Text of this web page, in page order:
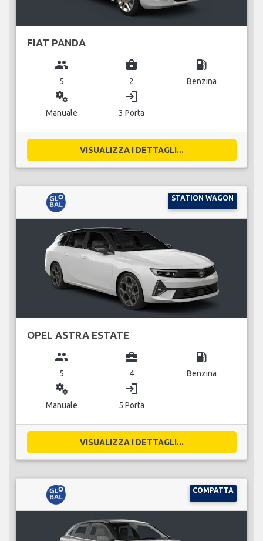
FIAT PANDA
group
5
business_center
2
local_gas_station
Benzina
miscellaneous_services
Manuale
login
3 Porta
VISUALIZZA I DETTAGLI...
STATION WAGON
OPEL ASTRA ESTATE
group
5
business_center
4
local_gas_station
Benzina
miscellaneous_services
Manuale
login
5 Porta
VISUALIZZA I DETTAGLI...
COMPATTA